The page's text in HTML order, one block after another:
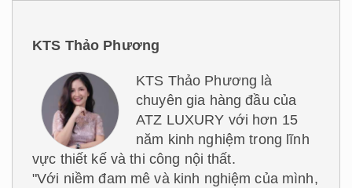
KTS Thảo Phương
KTS Thảo Phương là
chuyên gia hàng đầu của
ATZ LUXURY với hơn 15
năm kinh nghiệm trong lĩnh
vực thiết kế và thi công nội thất.
"Với niềm đam mê và kinh nghiệm của mình,